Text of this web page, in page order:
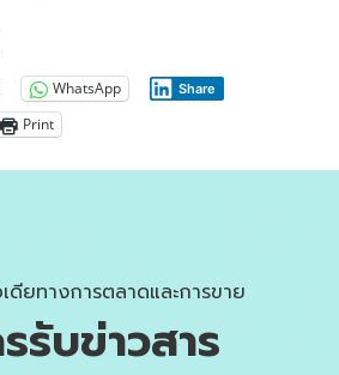
WhatsApp Share
Print
ดียทางการตลาดและการขาย
รับข่าวสาร